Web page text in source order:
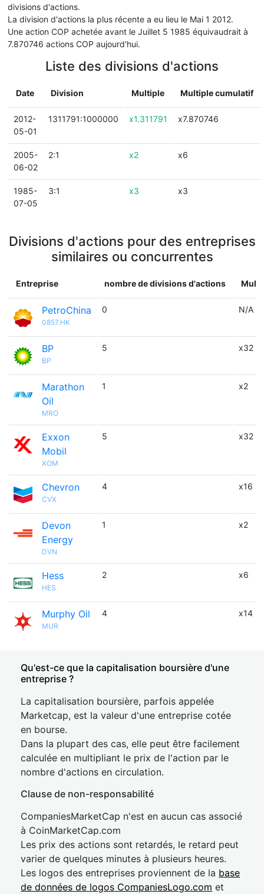
divisions d'actions.
La division d'actions la plus récente a eu lieu le Mai 1 2012.
Une action COP achetée avant le Juillet 5 1985 équivaudrait à
7.870746 actions COP aujourd'hui.
Liste des divisions d'actions
Date Division Multiple Multiple cumulatif
2012-
05-01
1311791:1000000 x1.311791 x7.870746
2005-
06-02
2:1 x2 x6
1985-
07-05
3:1 x3 x3
Divisions d'actions pour des entreprises
similaires ou concurrentes
Entreprise nombre de divisions d'actions
PetroChina
0857.HK
0 N/A
BP
BP
5 x32
Marathon
Oil
MRO
1 x2
Exxon
Mobil
XOM
5 x32
Chevron
CVX
4 x16
Devon
Energy
DVN
1 x2
Hess
HES
2 x6
Murphy Oil
MUR
4 x14
Qu'est-ce que la capitalisation boursière d'une
entreprise ?
La capitalisation boursière, parfois appelée
Marketcap, est la valeur d'une entreprise cotée
en bourse.
Dans la plupart des cas, elle peut être facilement
calculée en multipliant le prix de l'action par le
nombre d'actions en circulation.
Clause de non-responsabilité
CompaniesMarketCap n'est en aucun cas associé
à CoinMarketCap.com
Les prix des actions sont retardés, le retard peut
varier de quelques minutes à plusieurs heures.
Les logos des entreprises proviennent de la base
de données de logos CompaniesLogo.com et